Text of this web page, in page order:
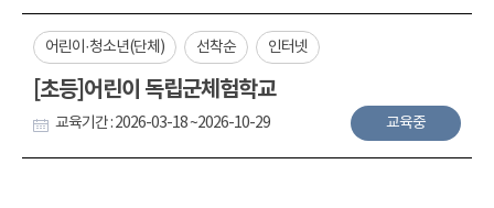
어린이·청소년(단체) 선착순 인터넷
[초등]어린이 독립군체험학교
교육기간 : 2026-03-18 ~2026-10-29 교육중